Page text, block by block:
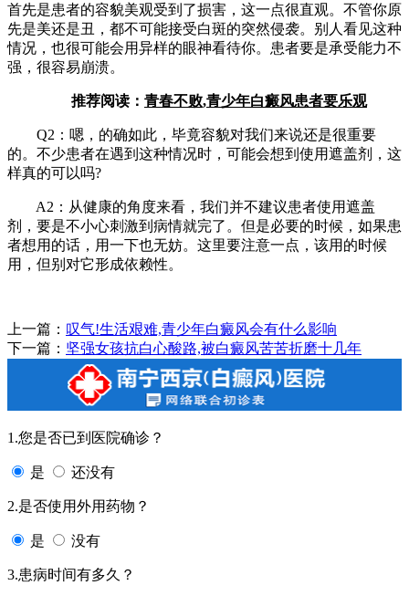
首先是患者的容貌美观受到了损害，这一点很直观。不管你原
先是美还是丑，都不可能接受白斑的突然侵袭。别人看见这种
情况，也很可能会用异样的眼神看待你。患者要是承受能力不
强，很容易崩溃。
推荐阅读： 青春不败,青少年白癜风患者要乐观
Q2：嗯，的确如此，毕竟容貌对我们来说还是很重要
的。不少患者在遇到这种情况时，可能会想到使用遮盖剂，这
样真的可以吗?
A2：从健康的角度来看，我们并不建议患者使用遮盖
剂，要是不小心刺激到病情就完了。但是必要的时候，如果患
者想用的话，用一下也无妨。这里要注意一点，该用的时候
用，但别对它形成依赖性。
上一篇： 叹气!生活艰难,青少年白癜风会有什么影响
下一篇： 坚强女孩抗白心酸路,被白癜风苦苦折磨十几年
1.您是否已到医院确诊？
是 还没有
2.是否使用外用药物？
是 没有
3.患病时间有多久？